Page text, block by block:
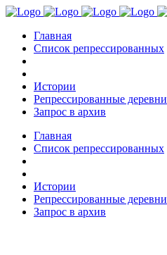
Главная
Список репрессированных
Истории
Репрессированные деревни
Запрос в архив
Главная
Список репрессированных
Истории
Репрессированные деревни
Запрос в архив